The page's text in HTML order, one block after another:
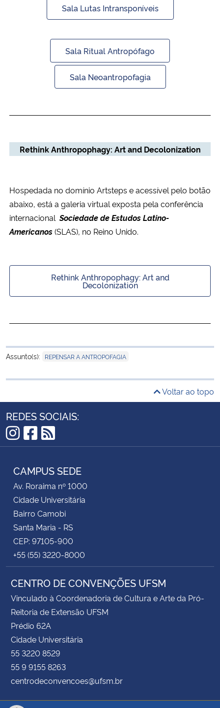
Sala Lutas Intransponíveis
Sala Ritual Antropófago
Sala Neoantropofagia
Rethink Anthropophagy: Art and Decolonization
Hospedada no domínio Artsteps e acessível pelo botão
abaixo, está a galeria virtual exposta pela conferência
internacionalSociedade de Estudos Latino-
Americanos(SLAS), no Reino Unido.
Rethink Anthropophagy: Art and
Decolonization
Assunto(s): REPENSAR A ANTROPOFAGIA
Voltar ao topo
REDES SOCIAIS:
Instagram
Facebook
RSS
CAMPUS SEDE
Av. Roraima nº 1000
Cidade Universitária
Bairro Camobi
Santa Maria - RS
CEP: 97105-900
+55 (55) 3220-8000
CENTRO DE CONVENÇÕES UFSM
Vinculado à Coordenadoria de Cultura e Arte da Pró-
Reitoria de Extensão UFSM
Prédio 62A
Cidade Universitária
55 3220 8529
55 9 9155 8263
centrodeconvencoes@ufsm.br